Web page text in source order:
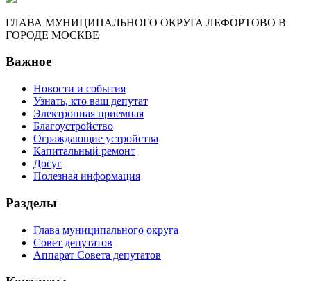
ГЛАВА МУНИЦИПАЛЬНОГО ОКРУГА ЛЕФОРТОВО В
ГОРОДЕ МОСКВЕ
Важное
Новости и события
Узнать, кто ваш депутат
Электронная приемная
Благоустройство
Ограждающие устройства
Капитальный ремонт
Досуг
Полезная информация
Разделы
Глава муниципального округа
Совет депутатов
Аппарат Совета депутатов